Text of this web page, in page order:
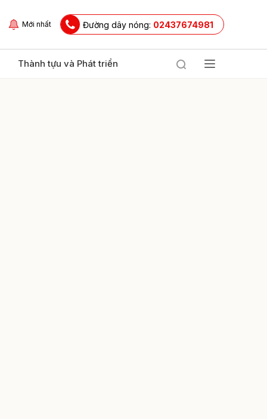
Mới nhất Đường dây nóng: 02437674981
Thành tựu và Phát triển